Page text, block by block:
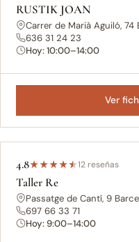
RUSTIK JOAN
Carrer de Marià Aguiló,
636 31 24 23
Hoy: 10:00–14:00
Ver
4.8★★★★★12 reseñas
Taller Re
Passatge de Cantí, 9
697 66 33 71
Hoy: 9:00–14:00